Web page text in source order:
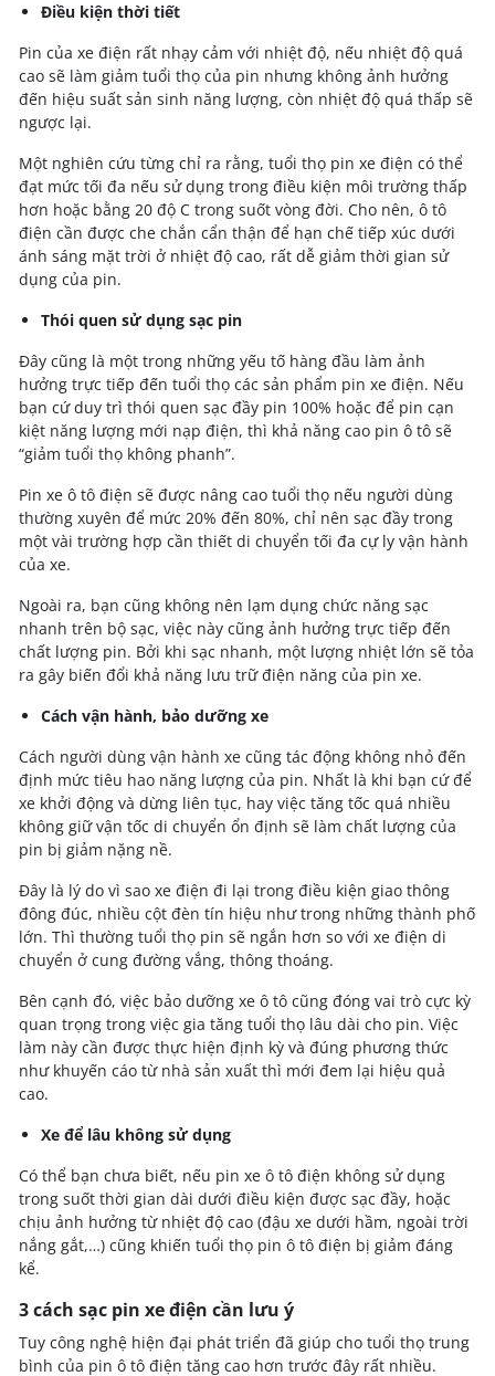
Điều kiện thời tiết
Pin của xe điện rất nhạy cảm với nhiệt độ, nếu nhiệt độ quá
cao sẽ làm giảm tuổi thọ của pin nhưng không ảnh hưởng
đến hiệu suất sản sinh năng lượng, còn nhiệt độ quá thấp sẽ
ngược lại.
Một nghiên cứu từng chỉ ra rằng, tuổi thọ pin xe điện có thể
đạt mức tối đa nếu sử dụng trong điều kiện môi trường thấp
hơn hoặc bằng 20 độ C trong suốt vòng đời. Cho nên, ô tô
điện cần được che chắn cẩn thận để hạn chế tiếp xúc dưới
ánh sáng mặt trời ở nhiệt độ cao, rất dễ giảm thời gian sử
dụng của pin.
Thói quen sử dụng sạc pin
Đây cũng là một trong những yếu tố hàng đầu làm ảnh
hưởng trực tiếp đến tuổi thọ các sản phẩm pin xe điện. Nếu
bạn cứ duy trì thói quen sạc đầy pin 100% hoặc để pin cạn
kiệt năng lượng mới nạp điện, thì khả năng cao pin ô tô sẽ
“giảm tuổi thọ không phanh”.
Pin xe ô tô điện sẽ được nâng cao tuổi thọ nếu người dùng
thường xuyên để mức 20% đến 80%, chỉ nên sạc đầy trong
một vài trường hợp cần thiết di chuyển tối đa cự ly vận hành
của xe.
Ngoài ra, bạn cũng không nên lạm dụng chức năng sạc
nhanh trên bộ sạc, việc này cũng ảnh hưởng trực tiếp đến
chất lượng pin. Bởi khi sạc nhanh, một lượng nhiệt lớn sẽ tỏa
ra gây biến đổi khả năng lưu trữ điện năng của pin xe.
Cách vận hành, bảo dưỡng xe
Cách người dùng vận hành xe cũng tác động không nhỏ đến
định mức tiêu hao năng lượng của pin. Nhất là khi bạn cứ để
xe khởi động và dừng liên tục, hay việc tăng tốc quá nhiều
không giữ vận tốc di chuyển ổn định sẽ làm chất lượng của
pin bị giảm nặng nề.
Đây là lý do vì sao xe điện đi lại trong điều kiện giao thông
đông đúc, nhiều cột đèn tín hiệu như trong những thành phố
lớn. Thì thường tuổi thọ pin sẽ ngắn hơn so với xe điện di
chuyển ở cung đường vắng, thông thoáng.
Bên cạnh đó, việc bảo dưỡng xe ô tô cũng đóng vai trò cực kỳ
quan trọng trong việc gia tăng tuổi thọ lâu dài cho pin. Việc
làm này cần được thực hiện định kỳ và đúng phương thức
như khuyến cáo từ nhà sản xuất thì mới đem lại hiệu quả
cao.
Xe để lâu không sử dụng
Có thể bạn chưa biết, nếu pin xe ô tô điện không sử dụng
trong suốt thời gian dài dưới điều kiện được sạc đầy, hoặc
chịu ảnh hưởng từ nhiệt độ cao (đậu xe dưới hầm, ngoài trời
nắng gắt,…) cũng khiến tuổi thọ pin ô tô điện bị giảm đáng
kể.
3 cách sạc pin xe điện cần lưu ý
Tuy công nghệ hiện đại phát triển đã giúp cho tuổi thọ trung
bình của pin ô tô điện tăng cao hơn trước đây rất nhiều.